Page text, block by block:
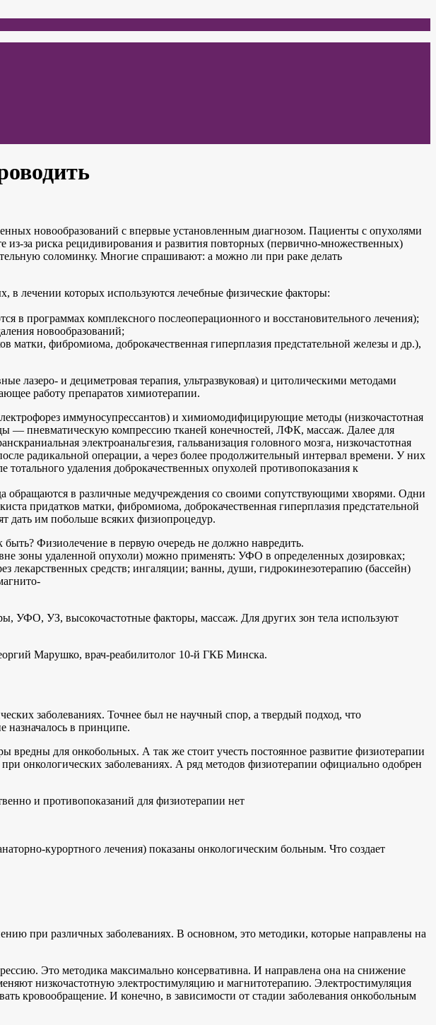
новообразований с впервые установленным диагнозом. Пациенты с опухолями
за риска рецидивирования и развития повторных (первично-множественных)
соломинку. Многие спрашивают: а можно ли при раке делать
лечении которых используются лечебные физические факторы:
в программах комплексного послеоперационного и восстановительного лечения);
новообразований;
матки, фибромиома, доброкачественная гиперплазия предстательной железы и др.),
лазеро- и дециметровая терапия, ультразвуковая) и цитолическими методами
работу препаратов химиотерапии.
иммуносупрессантов) и химиомодифицирующие методы (низкочастотная
— пневматическую компрессию тканей конечностей, ЛФК, массаж. Далее для
электроанальгезия, гальванизация головного мозга, низкочастотная
радикальной операции, а через более продолжительный интервал времени. У них
удаления доброкачественных опухолей противопоказания к
обращаются в различные медучреждения со своими сопутствующими хворями. Одни
придатков матки, фибромиома, доброкачественная гиперплазия предстательной
дать им побольше всяких физиопроцедур.
Физиолечение в первую очередь не должно навредить.
зоны удаленной опухоли) можно применять: УФО в определенных дозировках;
лекарственных средств; ингаляции; ванны, души, гидрокинезотерапию (бассейн)
УФО, УЗ, высокочастотные факторы, массаж. Для других зон тела используют
Марушко, врач-реабилитолог 10-й ГКБ Минска.
заболеваниях. Точнее был не научный спор, а твердый подход, что
назначалось в принципе.
вредны для онкобольных. А так же стоит учесть постоянное развитие физиотерапии
онкологических заболеваниях. А ряд методов физиотерапии официально одобрен
и противопоказаний для физиотерапии нет
курортного лечения) показаны онкологическим больным. Что создает
при различных заболеваниях. В основном, это методики, которые направлены на
Это методика максимально консервативна. И направлена она на снижение
низкочастотную электростимуляцию и магнитотерапию. Электростимуляция
кровообращение. И конечно, в зависимости от стадии заболевания онкобольным